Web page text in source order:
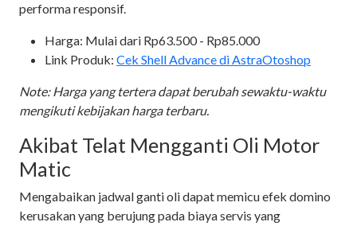
performa responsif.
Harga: Mulai dari Rp63.500 - Rp85.000
Link Produk: Cek Shell Advance di AstraOtoshop
Note: Harga yang tertera dapat berubah sewaktu-waktu
mengikuti kebijakan harga terbaru.
Akibat Telat Mengganti Oli Motor
Matic
Mengabaikan jadwal ganti oli dapat memicu efek domino
kerusakan yang berujung pada biaya servis yang